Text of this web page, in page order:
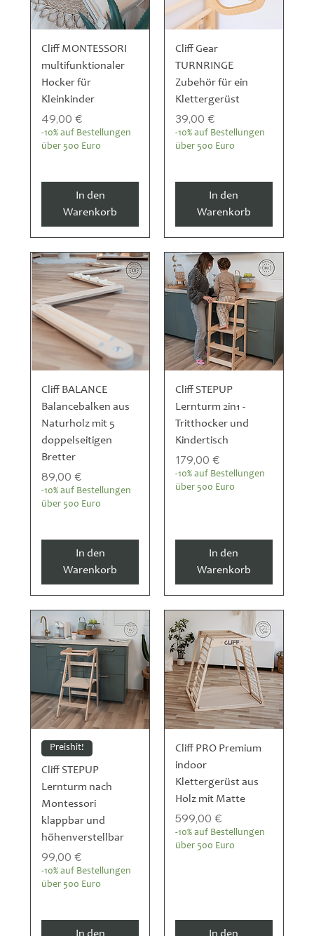
Cliff MONTESSORI
multifunktionaler
Hocker für
Kleinkinder
Preis
49,00 €
-10% auf Bestellungen
über 500 Euro
In den
Warenkorb
Cliff Gear
TURNRINGE
Zubehör für ein
Klettergerüst
Preis
39,00 €
-10% auf Bestellungen
über 500 Euro
In den
Warenkorb
Cliff BALANCE
Balancebalken aus
Naturholz mit 5
doppelseitigen
Bretter
Preis
89,00 €
-10% auf Bestellungen
über 500 Euro
In den
Warenkorb
Cliff STEPUP
Lernturm 2in1 -
Tritthocker und
Kindertisch
Preis
179,00 €
-10% auf Bestellungen
über 500 Euro
In den
Warenkorb
Preishit!
Cliff STEPUP
Lernturm nach
Montessori
klappbar und
höhenverstellbar
Preis
99,00 €
-10% auf Bestellungen
über 500 Euro
Cliff PRO Premium
indoor
Klettergerüst aus
Holz mit Matte
Preis
599,00 €
-10% auf Bestellungen
über 500 Euro